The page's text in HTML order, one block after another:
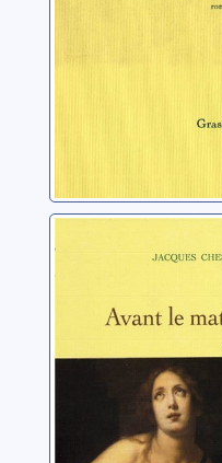
Chessex, Jacques
(1934-2009)